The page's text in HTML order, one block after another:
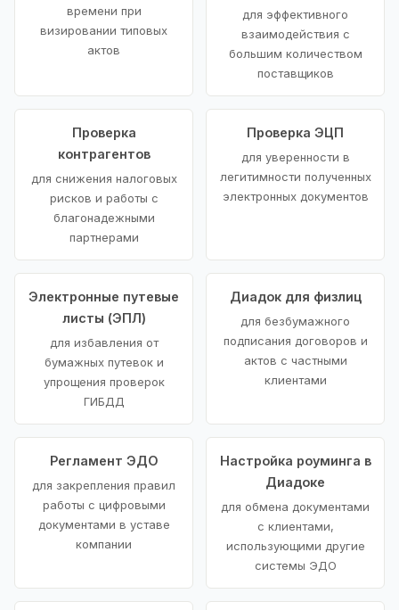
времени при
визировании типовых
актов
для эффективного
взаимодействия с
большим количеством
поставщиков
Проверка
контрагентов
для снижения налоговых
рисков и работы с
благонадежными
партнерами
Проверка ЭЦП
для уверенности в
легитимности полученных
электронных документов
Электронные путевые
листы (ЭПЛ)
для избавления от
бумажных путевок и
упрощения проверок
ГИБДД
Диадок для физлиц
для безбумажного
подписания договоров и
актов с частными
клиентами
Регламент ЭДО
для закрепления правил
работы с цифровыми
документами в уставе
компании
Настройка роуминга в
Диадоке
для обмена документами
с клиентами,
использующими другие
системы ЭДО